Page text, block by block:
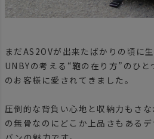
まだAS2OVが出来たばかりの頃に
UNBYの考える“鞄の在り方”のひ
のお客様に愛されてきました。
圧倒的な背負い心地と収納力もさ
の無骨なのにどこか上品さもある